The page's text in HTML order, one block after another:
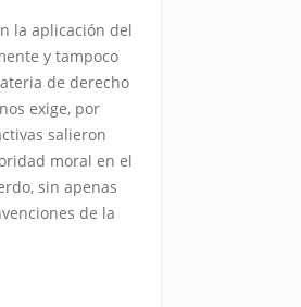
la aplicación del
y tampoco
de derecho
exige, por
salieron
moral en el
sin apenas
de la